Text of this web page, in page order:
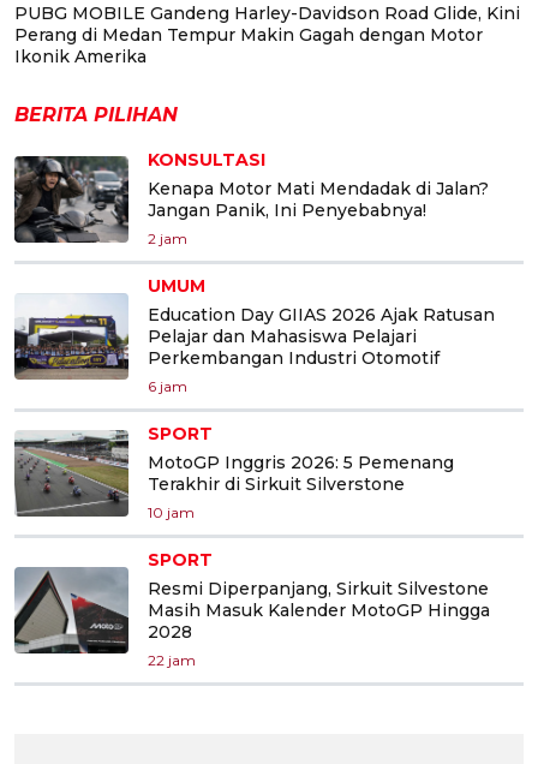
PUBG MOBILE Gandeng Harley-Davidson Road Glide, Kini
Perang di Medan Tempur Makin Gagah dengan Motor
Ikonik Amerika
BERITA PILIHAN
KONSULTASI
Kenapa Motor Mati Mendadak di Jalan?
Jangan Panik, Ini Penyebabnya!
2 jam
UMUM
Education Day GIIAS 2026 Ajak Ratusan
Pelajar dan Mahasiswa Pelajari
Perkembangan Industri Otomotif
6 jam
SPORT
MotoGP Inggris 2026: 5 Pemenang
Terakhir di Sirkuit Silverstone
10 jam
SPORT
Resmi Diperpanjang, Sirkuit Silvestone
Masih Masuk Kalender MotoGP Hingga
2028
22 jam